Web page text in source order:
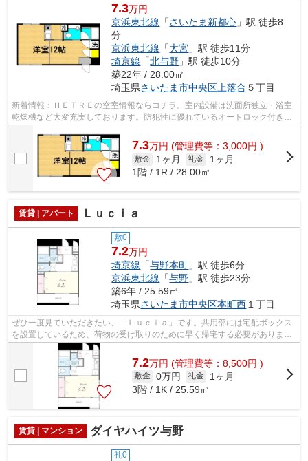
7.3万円
京浜東北線 「さいたま新都心 」駅 徒歩8
分
京浜東北線 「大宮 」駅 徒歩11分
埼京線 「北与野 」駅 徒歩10分
築22年 / 28.00㎡
埼玉県さいたま市中央区 上落合 ５丁目
新着情報：ＨＥＴＲＥの空室情報ならコチラ。室内設備は洗面所独立・浴室
乾燥機など大変充実しております。防犯性に優れているオートロック付きの
7.3万円 (管理費等：3,000円 )
敷金 1ヶ月 礼金
1ヶ月
1階 / 1R / 28.00㎡
賃貸 | アパート Ｌｕｃｉａ
敷0
7.2万円
埼京線 「与野本町 」駅 徒歩6分
京浜東北線 「与野 」駅 徒歩23分
築6年 / 25.59㎡
埼玉県さいたま市中央区本町西１丁目
ぜひ一度見ていただきたい、「Ｌｕｃｉａ」です。共用部には宅配ボックス
を設置しているため、荷物の受け取りのために早く帰宅する必要がありませ
ん。収納はクロゼット・シューズボッ...
7.2万円 (管理費等：8,500円 )
敷金 0万円 礼金
1ヶ月
3階 / 1K / 25.59㎡
賃貸 | マンション ダイヤハイツ与野
礼0